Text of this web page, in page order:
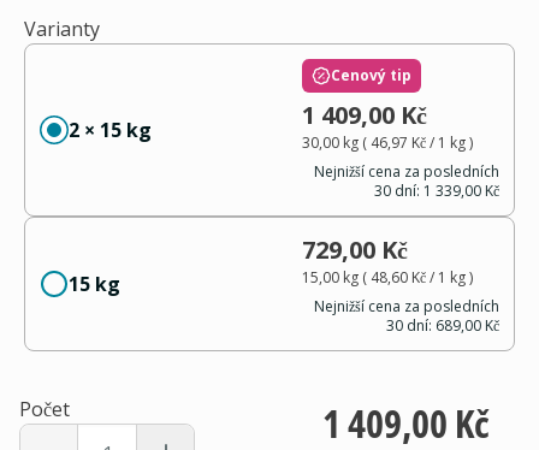
Varianty
2 × 15 kg
Cenový tip
1 409,00 Kč
30,00 kg( 46,97 Kč/ 1 kg)
Nejnižší cena za posledních
30 dní: 1 339,00 Kč
15 kg
729,00 Kč
15,00 kg( 48,60 Kč/ 1 kg)
Nejnižší cena za posledních
30 dní: 689,00 Kč
Počet 1 409,00 Kč